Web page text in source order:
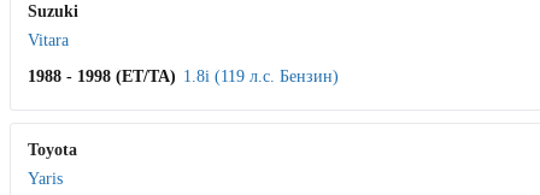
Suzuki
Vitara
1988 - 1998 (ET/TA) 1.8i (119 л.с. Бензин)
Toyota
Yaris